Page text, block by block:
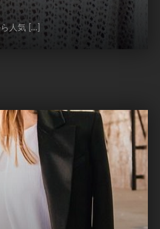
人気 […]